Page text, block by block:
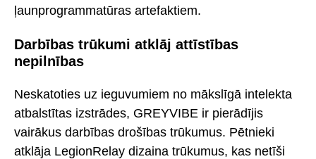
ļaunprogrammatūras artefaktiem.
Darbības trūkumi atklāj attīstības
nepilnības
Neskatoties uz ieguvumiem no mākslīgā intelekta
atbalstītas izstrādes, GREYVIBE ir pierādījis
vairākus darbības drošības trūkumus. Pētnieki
atklāja LegionRelay dizaina trūkumus, kas netīši